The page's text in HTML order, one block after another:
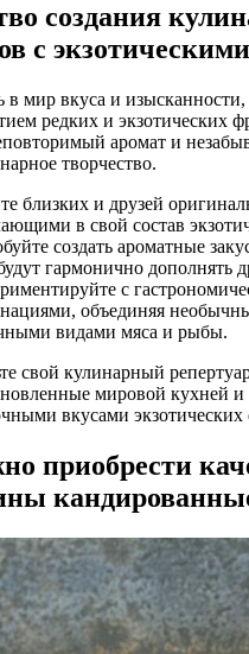
создания
с
в мир вкуса и
редких и экзотических
аромат и
творчество.
близких и друзей
в свой состав
создать ароматные
гармонично дополнять
с
объединяя
видами мяса и рыбы.
свой кулинарный
мировой кухней и
вкусами экзотических
приобрести